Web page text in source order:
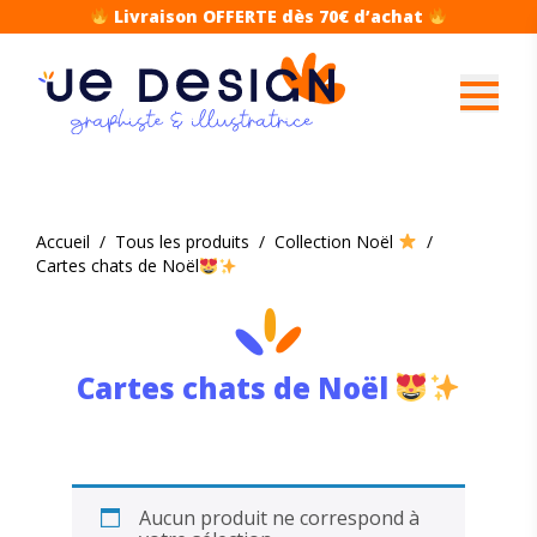
Livraison OFFERTE dès 70€ d’achat
Accueil / Tous les produits / Collection Noël
/
Cartes chats de Noël
Cartes chats de Noël
Aucun produit ne correspond à